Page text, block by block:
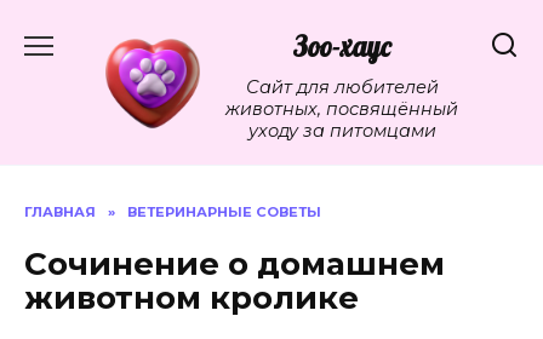
содержанию
Зоо-хаус
Сайт для любителей
животных, посвящённый
уходу за питомцами
ГЛАВНАЯ » ВЕТЕРИНАРНЫЕ СОВЕТЫ
Сочинение о домашнем
животном кролике